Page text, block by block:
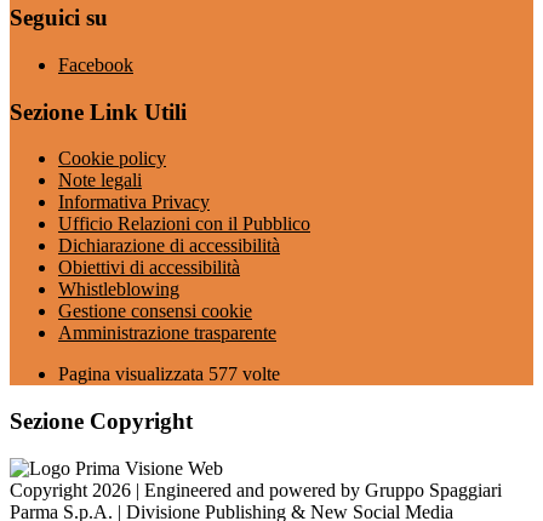
Seguici su
Facebook
Sezione Link Utili
Cookie policy
Note legali
Informativa Privacy
Ufficio Relazioni con il Pubblico
Dichiarazione di accessibilità
Obiettivi di accessibilità
Whistleblowing
Gestione consensi cookie
Amministrazione trasparente
Pagina visualizzata 577 volte
Sezione Copyright
Copyright 2026 | Engineered and powered by Gruppo Spaggiari
Parma S.p.A. | Divisione Publishing & New Social Media